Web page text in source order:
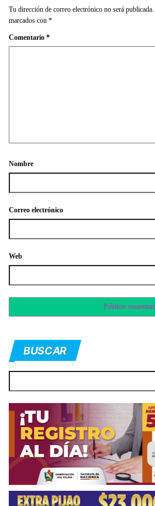
Tu dirección de correo electrónico no será publicada.
marcados con *
Comentario *
Nombre
Correo electrónico
Web
BUSCAR